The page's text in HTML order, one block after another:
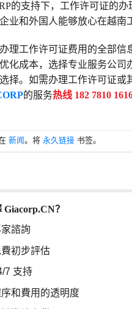
的支持下，工作许可证的办
业和外国人能够放心在越南
理工作许可证费用的全部信
化成本，选择专业服务公司
择。如需办理工作许可证或
的服务热线 182 7810
新闻。将 永久链接 书签。
？
諮詢
費初步評估
7 支持
和費用的透明度